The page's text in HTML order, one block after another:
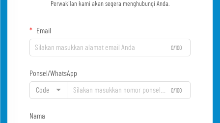
Perwakilan kami akan segera menghubungi Anda.
Email
0/100
Ponsel/WhatsApp
Code 0/100
Nama